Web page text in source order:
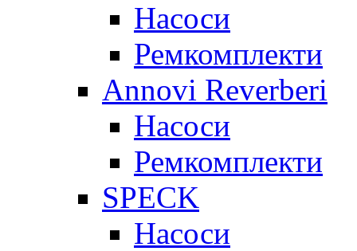
Насоси
Ремкомплекти
Annovi Reverberi
Насоси
Ремкомплекти
SPECK
Насоси